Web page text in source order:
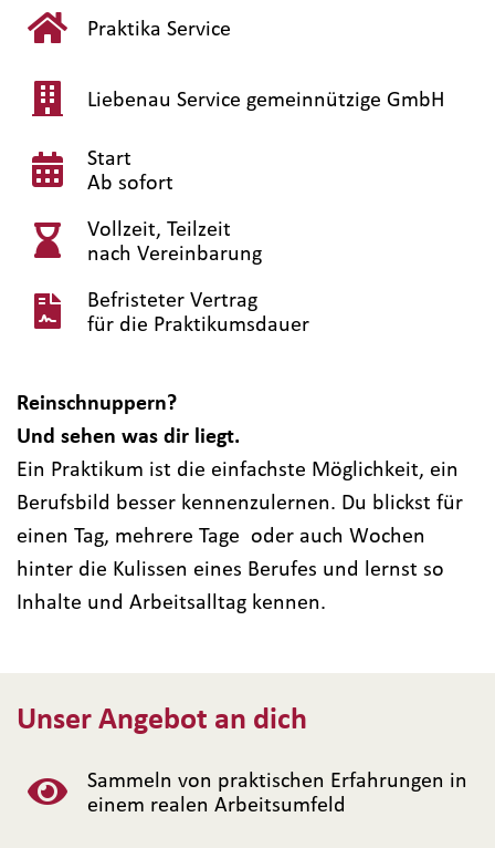
Praktika Service
Liebenau Service gemeinnützige GmbH
Start
Ab sofort
Vollzeit, Teilzeit
nach Vereinbarung
Befristeter Vertrag
für die Praktikumsdauer
Reinschnuppern?
Und sehen was dir liegt.
Ein Praktikum ist die einfachste Möglichkeit, ein
Berufsbild besser kennenzulernen. Du blickst für
einen Tag, mehrere Tage oder auch Wochen
hinter die Kulissen eines Berufes und lernst so
Inhalte und Arbeitsalltag kennen.
Unser Angebot an dich
Sammeln von praktischen Erfahrungen in
einem realen Arbeitsumfeld